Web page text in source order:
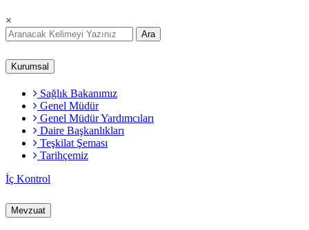
×
Ara
Kurumsal
Sağlık Bakanımız
Genel Müdür
Genel Müdür Yardımcıları
Daire Başkanlıkları
Teşkilat Şeması
Tarihçemiz
İç Kontrol
Mevzuat